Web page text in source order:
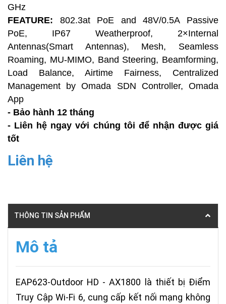
GHz
FEATURE: 802.3at PoE and 48V/0.5A Passive
PoE, IP67 Weatherproof, 2×Internal
Antennas(Smart Antennas), Mesh, Seamless
Roaming, MU-MIMO, Band Steering, Beamforming,
Load Balance, Airtime Fairness, Centralized
Management by Omada SDN Controller, Omada
App
- Bảo hành 12 tháng
- Liên hệ ngay với chúng tôi để nhận được giá
tốt
Liên hệ
THÔNG TIN SẢN PHẨM
Mô tả
EAP623-Outdoor HD - AX1800 là thiết bị Điểm
Truy Cập Wi-Fi 6, cung cấp kết nối mạng không